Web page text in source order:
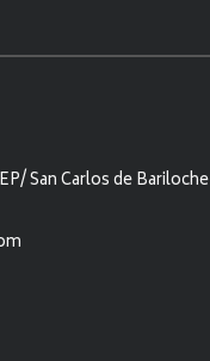
San Carlos de Bariloche